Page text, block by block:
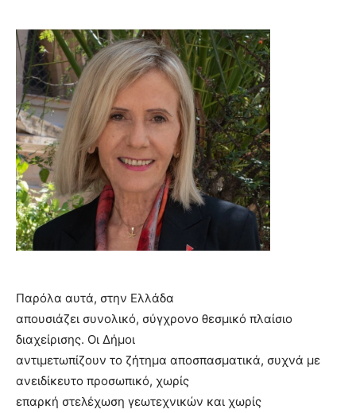
Παρόλα αυτά, στην Ελλάδα
απουσιάζει συνολικό, σύγχρονο θεσμικό πλαίσιο
διαχείρισης. Οι Δήμοι
αντιμετωπίζουν το ζήτημα αποσπασματικά, συχνά με
ανειδίκευτο προσωπικό, χωρίς
επαρκή στελέχωση γεωτεχνικών και χωρίς